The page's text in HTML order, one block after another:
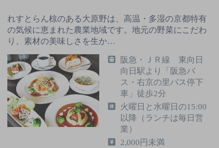
れすとらん椋のある大原野は、高温・多湿の京都特有
の気候に恵まれた農業地域です。地元の野菜にこだわ
り、素材の美味しさを生か…
阪急・ＪＲ線 東向日
向日駅より「阪急バ
ス・右京の里バス停下
車」徒歩2分
火曜日と水曜日の15:00
以降（ランチは毎日営
業）
2,000円未満